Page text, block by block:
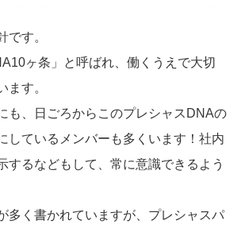
です。
ヶ条」と呼ばれ、働くうえで大切
ます。
も、日ごろからこのプレシャスDNAの
しているメンバーも多くいます！社内
するなどもして、常に意識できるよう
多く書かれていますが、プレシャスパ